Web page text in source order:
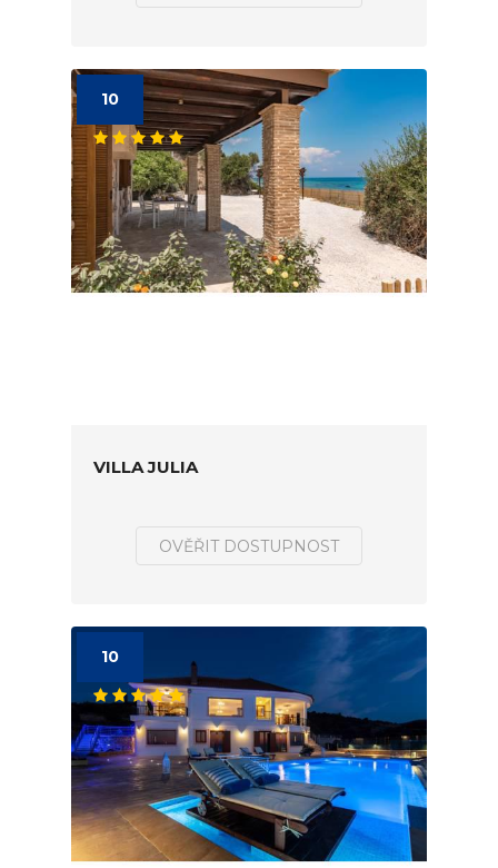
10
VILLA JULIA
OVĚŘIT DOSTUPNOST
10